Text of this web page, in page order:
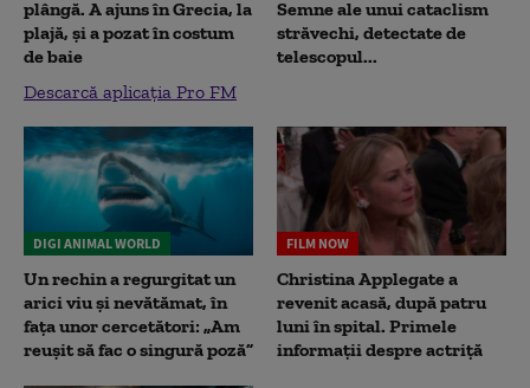
plângă. A ajuns în Grecia, la
plajă, și a pozat în costum
de baie
Descarcă aplicația Pro FM
Semne ale unui cataclism
străvechi, detectate de
telescopul...
DIGI ANIMAL WORLD
Un rechin a regurgitat un
arici viu și nevătămat, în
fața unor cercetători: „Am
reușit să fac o singură poză”
FILM NOW
Christina Applegate a
revenit acasă, după patru
luni în spital. Primele
informații despre actriță